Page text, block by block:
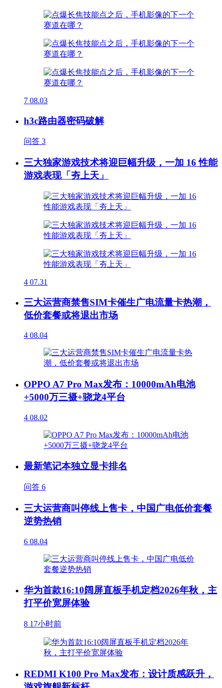
7 08.03
h3c路由器密码破解
问答 3
三大独家游戏技术将迎巨幅升级，一加 16 性能
游戏表现「夯上天」
4 07.31
三大运营商禁售SIM卡催生广电流量卡热潮，
低价套餐或将退出市场
4 08.04
OPPO A7 Pro Max发布：10000mAh电池
+5000万三摄+骁龙4平台
4 08.02
最新笔记本独立显卡排名
问答 6
三大运营商叫停线上售卡，中国广电低价套餐
逆势热销
6 08.04
华为首款16:10阔屏直板手机定档2026年秋，主
打平价宽屏体验
8 17小时前
REDMI K100 Pro Max发布：设计质感跃升，